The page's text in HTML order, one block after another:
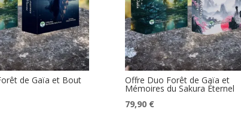
de Gaïa et Bout Offre Duo Forêt de Gaïa et
Mémoires du Sakura Éternel
Le
79,90 €Le